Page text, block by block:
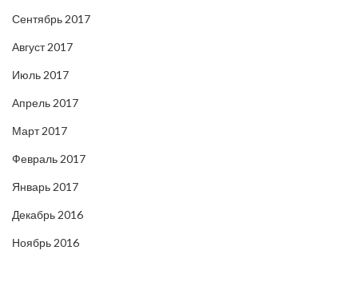
Сентябрь 2017
Август 2017
Июль 2017
Апрель 2017
Март 2017
Февраль 2017
Январь 2017
Декабрь 2016
Ноябрь 2016